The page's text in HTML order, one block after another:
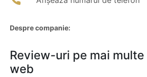
Despre companie:
Review-uri pe mai
web